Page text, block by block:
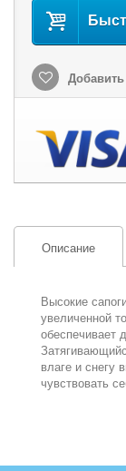
Описание
Высокие
увеличенной
обеспечивает
влаге и снегу
чувствовать